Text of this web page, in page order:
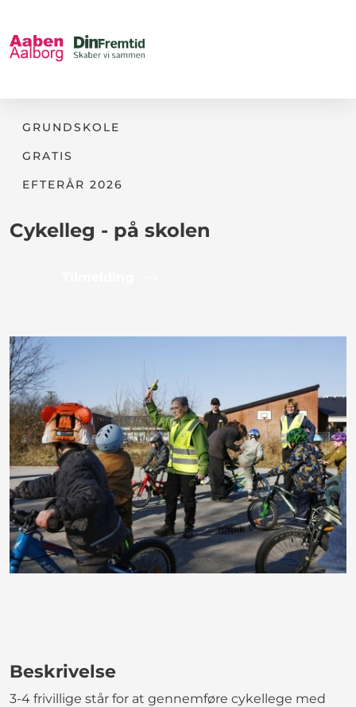
GRUNDSKOLE
GRATIS
EFTERÅR 2026
Cykelleg - på skolen
Beskrivelse
3-4 frivillige står for at gennemføre cykellege med